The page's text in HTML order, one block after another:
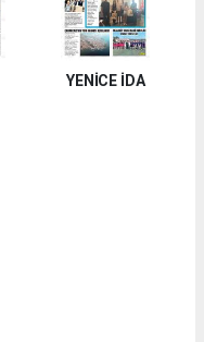
YENİCE İDA